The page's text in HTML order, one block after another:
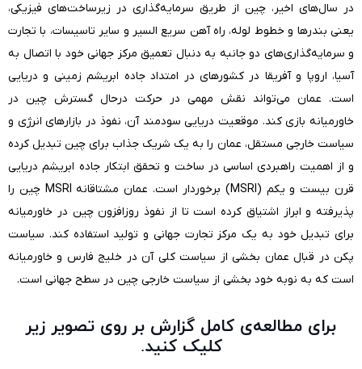
در سال‌های اخیر، چین از طریق سرمایه‌گذاری در زیرساخت‌های فیزیکی،
یعنی بندرها و خطوط لوله، راه آهن سریع السیر و سایر تاسیسات، با تجارت
و سرمایه‌گذاری‌های دو جانبه به دنبال تعمیق مرکز جهانی خود با اتصال به
آسیا، اروپا و آفریقا در کشورهای در امتداد جاده ابریشم زمینی و دریایی
است. عمان می‌تواند نقش مهمی در حرکت درحال گسترش چین در
خاورمیانه بازی کند. موقعیت دریایی سودمند آن، نفوذ در بازارهای انرژی و
سیاست خارجی مستقل، عمان را به یک شریک جذاب برای چین تبدیل کرده
و از اهمیت راهبردی اساسی در ساخت و تحقق ابتکار جاده ابریشم دریایی
قرن بیست و یکم (MSRI) برخوردار است. عمان مشتاقانه MSRI چین را
پذیرفته و ابراز اشتیاق کرده است تا از نفوذ روزافزون چین در خاورمیانه
برای تبدیل خود به یک مرکز تجارت جهانی و تولید استفاده کند. سیاست
پکن در قبال عمان بخشی از سیاست کلی آن در خلیج فارس و خاورمیانه
است که به نوبه خود بخشی از سیاست خارجی چین در سطح جهانی است.
برای مطالعه‌ی کامل گزارش بر روی تصویر زیر
کلیک کنید.